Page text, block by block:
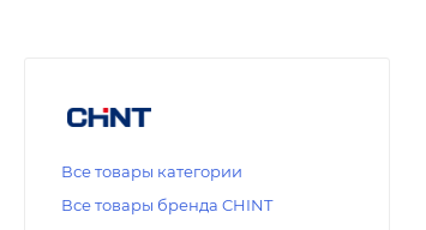
Все товары категории
Все товары бренда CHINT